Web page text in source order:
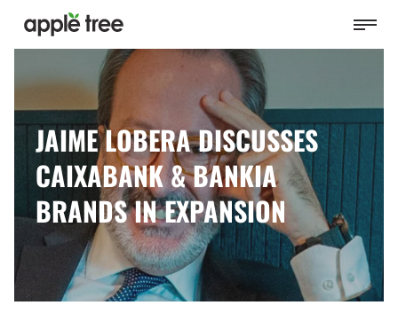
JAIME LOBERA DISCUSSES
CAIXABANK & BANKIA
BRANDS IN EXPANSION